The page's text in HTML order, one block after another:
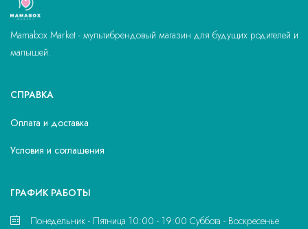
Mamabox Market - мультибрендовый магазин для будущих родителей и
малышей.
СПРАВКА
Оплата и доставка
Условия и соглашения
ГРАФИК РАБОТЫ
Понедельник - Пятница 10:00 - 19:00 Суббота - Воскресенье